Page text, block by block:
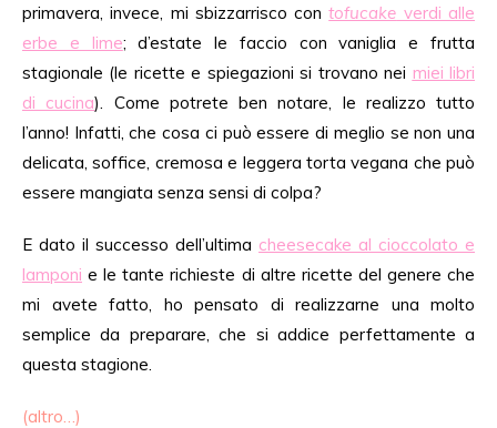
primavera, invece, mi sbizzarrisco contofucake verdi alle
erbe e lime; d’estate le faccio con vaniglia e frutta
stagionale (le ricette e spiegazioni si trovano nei miei libri
di cucina). Come potrete ben notare, le realizzo tutto
l’anno! Infatti, che cosa ci può essere di meglio se non una
delicata, soffice, cremosa e leggera torta vegana che può
essere mangiata senza sensi di colpa?
E dato il successo dell’ultima cheesecake al cioccolato e
lamponi e le tante richieste di altre ricette del genere che
mi avete fatto, ho pensato di realizzarne una molto
semplice da preparare, che si addice perfettamente a
questa stagione.
(altro…)